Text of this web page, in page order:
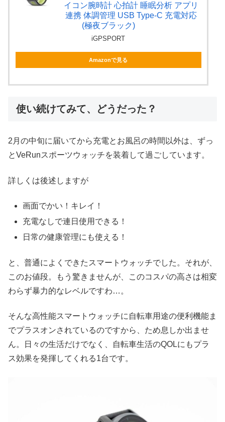
イコン腕時計 心拍計 睡眠分析 アプリ
連携 体調管理 USB Type-C 充電対応
(極夜ブラック)
iGPSPORT
Amazonで見る
使い続けてみて、どうだった？
2月の中旬に届いてから充電とお風呂の時間以外は、ずっ
とVeRunスポーツウォッチを装着して過ごしています。
詳しくは後述しますが
画面でかい！キレイ！
充電なしで連日使用できる！
日常の健康管理にも使える！
と、普通によくできたスマートウォッチでした。それが、
このお値段。もう驚きませんが、このコスパの高さは相変
わらず暴力的なレベルですわ…。
そんな高性能スマートウォッチに自転車用途の便利機能ま
でプラスオンされているのですから、ため息しか出ませ
ん。日々の生活だけでなく、自転車生活のQOLにもプラ
ス効果を発揮してくれる1台です。